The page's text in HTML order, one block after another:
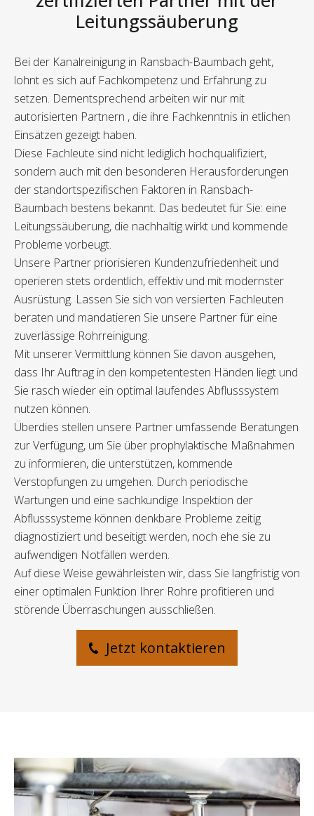
Leitungssäuberung
Bei der Kanalreinigung in Ransbach-Baumbach geht,
lohnt es sich auf Fachkompetenz und Erfahrung zu
setzen. Dementsprechend arbeiten wir nur mit
autorisierten Partnern , die ihre Fachkenntnis in etlichen
Einsätzen gezeigt haben.
Diese Fachleute sind nicht lediglich hochqualifiziert,
sondern auch mit den besonderen Herausforderungen
der standortspezifischen Faktoren in Ransbach-
Baumbach bestens bekannt. Das bedeutet für Sie: eine
Leitungssäuberung, die nachhaltig wirkt und kommende
Probleme vorbeugt.
Unsere Partner priorisieren Kundenzufriedenheit und
operieren stets ordentlich, effektiv und mit modernster
Ausrüstung. Lassen Sie sich von versierten Fachleuten
beraten und mandatieren Sie unsere Partner für eine
zuverlässige Rohrreinigung.
Mit unserer Vermittlung können Sie davon ausgehen,
dass Ihr Auftrag in den kompetentesten Händen liegt und
Sie rasch wieder ein optimal laufendes Abflusssystem
nutzen können.
Überdies stellen unsere Partner umfassende Beratungen
zur Verfügung, um Sie über prophylaktische Maßnahmen
zu informieren, die unterstützen, kommende
Verstopfungen zu umgehen. Durch periodische
Wartungen und eine sachkundige Inspektion der
Abflusssysteme können denkbare Probleme zeitig
diagnostiziert und beseitigt werden, noch ehe sie zu
aufwendigen Notfällen werden.
Auf diese Weise gewährleisten wir, dass Sie langfristig von
einer optimalen Funktion Ihrer Rohre profitieren und
störende Überraschungen ausschließen.
Jetzt kontaktieren